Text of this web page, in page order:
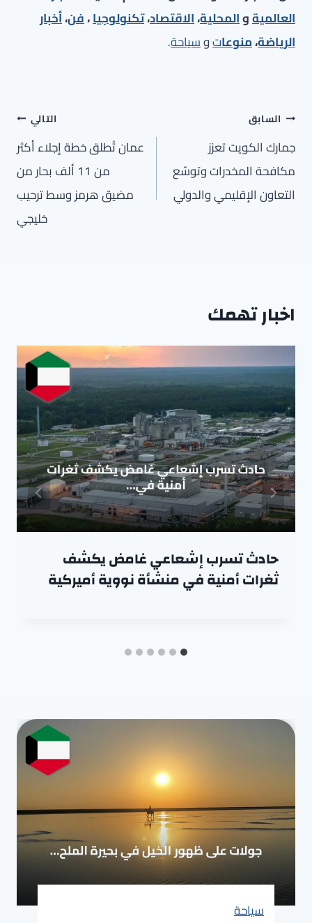
العالميةوالمحلية،الاقتصاد،تكنولوجيا،فن،أخبار
الرياضة،منوعاتوسياحة.
تصفّح
المقالات
السابق
جمارك الكويت تعزز
مكافحة المخدرات وتوسّع
التعاون الإقليمي والدولي
التالي
عمان تُطلق خطة إجلاء أكثر
من 11 ألف بحار من
مضيق هرمز وسط ترحيب
خليجي
اخبار تهمك
حادث تسرب إشعاعي غامض يكشف
ثغرات أمنية في منشأة نووية أميركية
سياحة